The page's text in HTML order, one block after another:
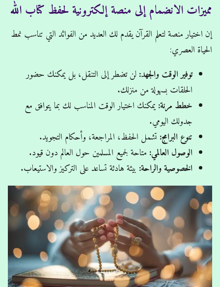
مميزات الانضمام إلى منصة إلكترونية لحفظ كتاب الله
إن اختيار منصة لتعلم القرآن يقدم لك العديد من الفوائد التي تناسب نمط
الحياة العصري:
توفير الوقت والجهد:لن تضطر إلى التنقل، بل يمكنك حضور
الحلقات بسهولة من منزلك.
خطط مرنة:يمكنك اختيار الوقت المناسب لك بما يتوافق مع
جدولك اليومي.
تنوع البرامج: تشمل الحفظ، المراجعة، وأحكام التجويد.
الوصول العالمي: متاحة لجميع المسلمين حول العالم دون قيود.
الخصوصية والراحة: بيئة هادئة تساعد على التركيز والاستيعاب.